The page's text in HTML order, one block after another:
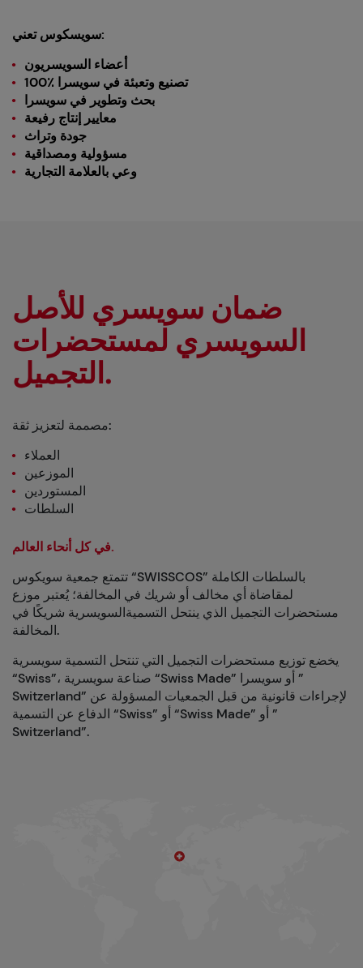
سويسكوس تعني
:
أعضاء السويسريون
100٪ تصنيع وتعبئة في سويسرا
بحث وتطوير في سويسرا
معايير إنتاج رفيعة
جودة وتراث
مسؤولية ومصداقية
وعي بالعلامة التجارية
ضمان سويسري للأصل
السويسري لمستحضرات
التجميل.
مصممة لتعزيز ثقة:
العملاء
الموزعين
المستوردين
السلطات
في كل أنحاء العالم.
تتمتع جمعية سويكوس “SWISSCOS” بالسلطات الكاملة
لمقاضاة أي مخالف أو شريك في المخالفة؛ يُعتبر موزع
مستحضرات التجميل الذي ينتحل التسميةالسويسرية شريكًا في
المخالفة.
يخضع توزيع مستحضرات التجميل التي تنتحل التسمية سويسرية
“Swiss”، صناعة سويسرية “Swiss Made” أو سويسرا ”
Switzerland” لإجراءات قانونية من قبل الجمعيات المسؤولة عن
الدفاع عن التسمية “Swiss” أو “Swiss Made” أو ”
Switzerland”.